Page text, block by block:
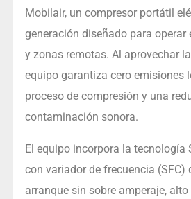
Mobilair, un compresor portátil
generación diseñado para operar
y zonas remotas. Al aprovechar
equipo garantiza cero emisiones
proceso de compresión y una
contaminación sonora.
El equipo incorpora la tecnología
con variador de frecuencia (SFC)
arranque sin sobre amperaje,